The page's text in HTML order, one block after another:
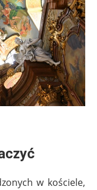
w kościele,